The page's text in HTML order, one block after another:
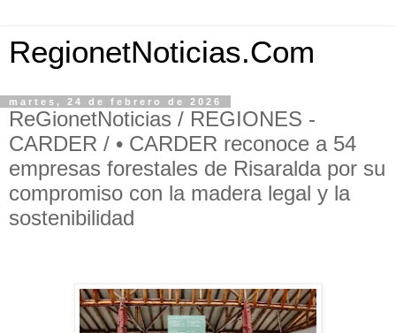
RegionetNoticias.Com
martes, 24 de febrero de 2026
ReGionetNoticias / REGIONES -
CARDER / • CARDER reconoce a 54
empresas forestales de Risaralda por su
compromiso con la madera legal y la
sostenibilidad